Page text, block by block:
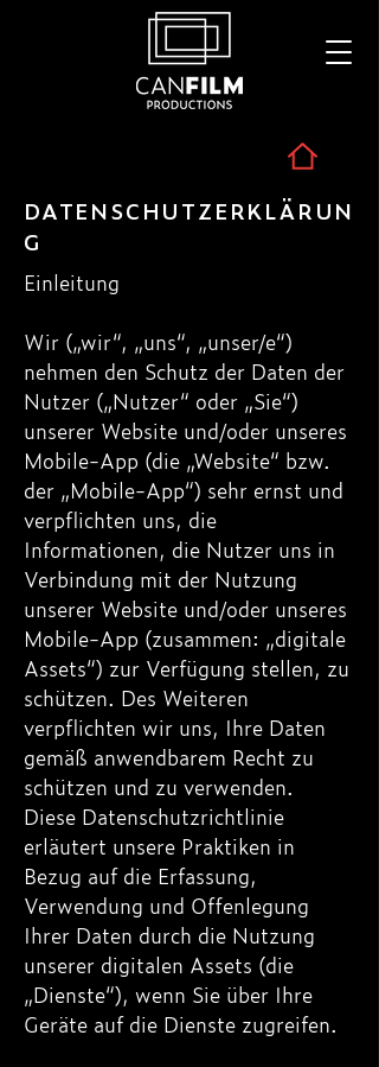
DATENSCHUTZERKLÄRUN
G
Einleitung
Wir („wir“, „uns“, „unser/e“)
nehmen den Schutz der Daten der
Nutzer („Nutzer“ oder „Sie“)
unserer Website und/oder unseres
Mobile-App (die „Website“ bzw.
der „Mobile-App“) sehr ernst und
verpflichten uns, die
Informationen, die Nutzer uns in
Verbindung mit der Nutzung
unserer Website und/oder unseres
Mobile-App (zusammen: „digitale
Assets“) zur Verfügung stellen, zu
schützen. Des Weiteren
verpflichten wir uns, Ihre Daten
gemäß anwendbarem Recht zu
schützen und zu verwenden.
Diese Datenschutzrichtlinie
erläutert unsere Praktiken in
Bezug auf die Erfassung,
Verwendung und Offenlegung
Ihrer Daten durch die Nutzung
unserer digitalen Assets (die
„Dienste“), wenn Sie über Ihre
Geräte auf die Dienste zugreifen.